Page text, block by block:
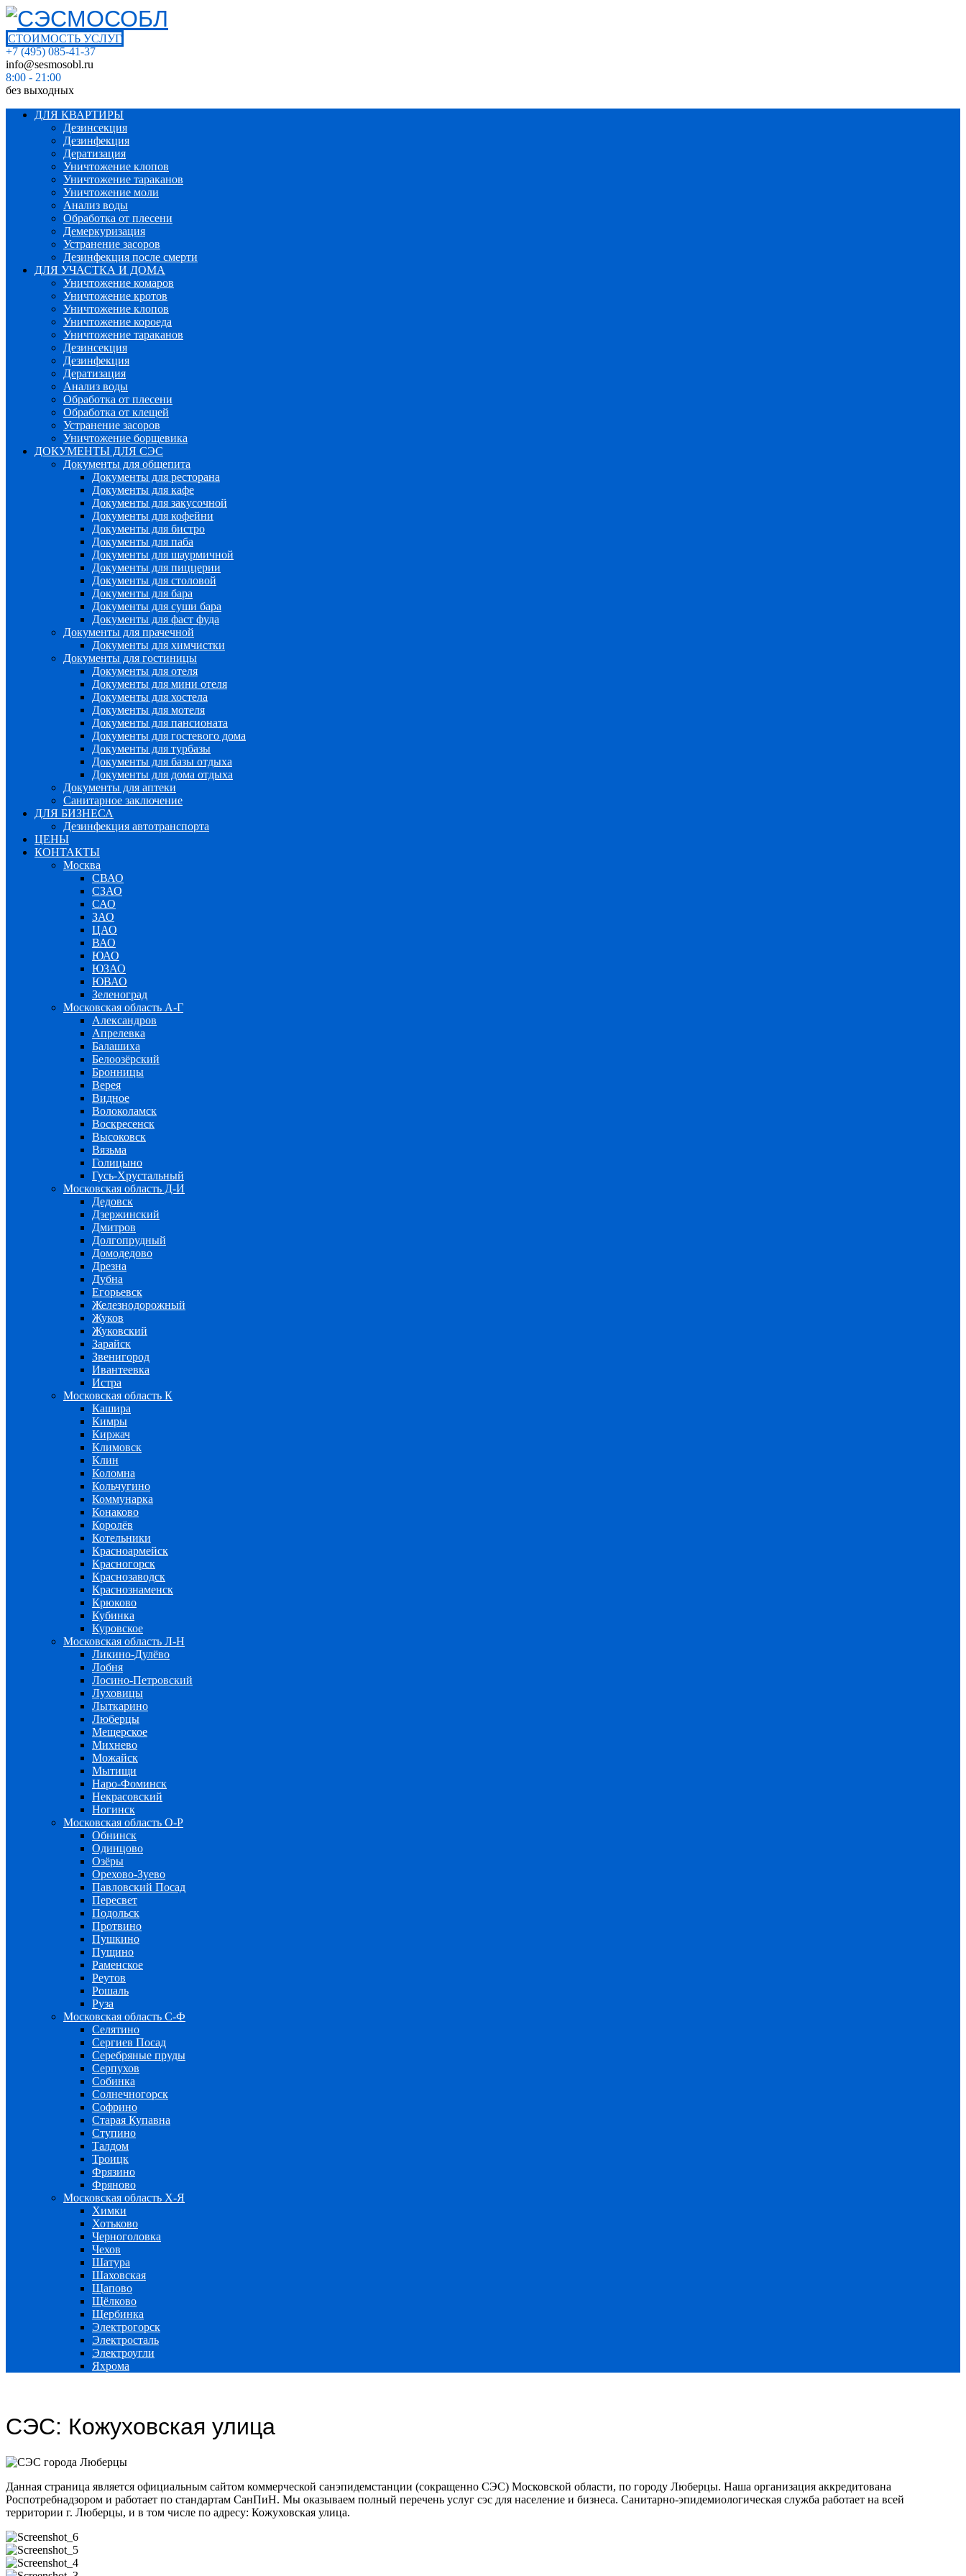
СТОИМОСТЬ УСЛУГ
+7 (495) 085-41-37
info@sesmosobl.ru
8:00 - 21:00
без выходных
ДЛЯ КВАРТИРЫ
Дезинсекция
Дезинфекция
Дератизация
Уничтожение клопов
Уничтожение тараканов
Уничтожение моли
Анализ воды
Обработка от плесени
Демеркуризация
Устранение засоров
Дезинфекция после смерти
ДЛЯ УЧАСТКА И ДОМА
Уничтожение комаров
Уничтожение кротов
Уничтожение клопов
Уничтожение короеда
Уничтожение тараканов
Дезинсекция
Дезинфекция
Дератизация
Анализ воды
Обработка от плесени
Обработка от клещей
Устранение засоров
Уничтожение борщевика
ДОКУМЕНТЫ ДЛЯ СЭС
Документы для общепита
Документы для ресторана
Документы для кафе
Документы для закусочной
Документы для кофейни
Документы для бистро
Документы для паба
Документы для шаурмичной
Документы для пиццерии
Документы для столовой
Документы для бара
Документы для суши бара
Документы для фаст фуда
Документы для прачечной
Документы для химчистки
Документы для гостиницы
Документы для отеля
Документы для мини отеля
Документы для хостела
Документы для мотеля
Документы для пансионата
Документы для гостевого дома
Документы для турбазы
Документы для базы отдыха
Документы для дома отдыха
Документы для аптеки
Санитарное заключение
ДЛЯ БИЗНЕСА
Дезинфекция автотранспорта
ЦЕНЫ
КОНТАКТЫ
Москва
СВАО
СЗАО
САО
ЗАО
ЦАО
ВАО
ЮАО
ЮЗАО
ЮВАО
Зеленоград
Московская область А-Г
Александров
Апрелевка
Балашиха
Белоозёрский
Бронницы
Верея
Видное
Волоколамск
Воскресенск
Высоковск
Вязьма
Голицыно
Гусь-Хрустальный
Московская область Д-И
Дедовск
Дзержинский
Дмитров
Долгопрудный
Домодедово
Дрезна
Дубна
Егорьевск
Железнодорожный
Жуков
Жуковский
Зарайск
Звенигород
Ивантеевка
Истра
Московская область К
Кашира
Кимры
Киржач
Климовск
Клин
Коломна
Кольчугино
Коммунарка
Конаково
Королёв
Котельники
Красноармейск
Красногорск
Краснозаводск
Краснознаменск
Крюково
Кубинка
Куровское
Московская область Л-Н
Ликино-Дулёво
Лобня
Лосино-Петровский
Луховицы
Лыткарино
Люберцы
Мещерское
Михнево
Можайск
Мытищи
Наро-Фоминск
Некрасовский
Ногинск
Московская область О-Р
Обнинск
Одинцово
Озёры
Орехово-Зуево
Павловский Посад
Пересвет
Подольск
Протвино
Пушкино
Пущино
Раменское
Реутов
Рошаль
Руза
Московская область С-Ф
Селятино
Сергиев Посад
Серебряные пруды
Серпухов
Собинка
Солнечногорск
Софрино
Старая Купавна
Ступино
Талдом
Троицк
Фрязино
Фряново
Московская область Х-Я
Химки
Хотьково
Черноголовка
Чехов
Шатура
Шаховская
Щапово
Щёлково
Щербинка
Электрогорск
Электросталь
Электроугли
Яхрома
СЭС: Кожуховская улица
Данная страница является официальным сайтом коммерческой санэпидемстанции (сокращенно СЭС) Московской области, по городу Люберцы. Наша организация аккредитована
Роспотребнадзором и работает по стандартам СанПиН. Мы оказываем полный перечень услуг сэс для население и бизнеса. Санитарно-эпидемиологическая служба работает на всей
территории г. Люберцы, и в том числе по адресу: Кожуховская улица.